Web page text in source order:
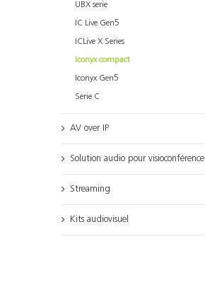
UBX serie
IC Live Gen5
ICLive X Series
Iconyx compact
Iconyx Gen5
Serie C
AV over IP
Solution audio pour visioconférence
Streaming
Kits audiovisuel